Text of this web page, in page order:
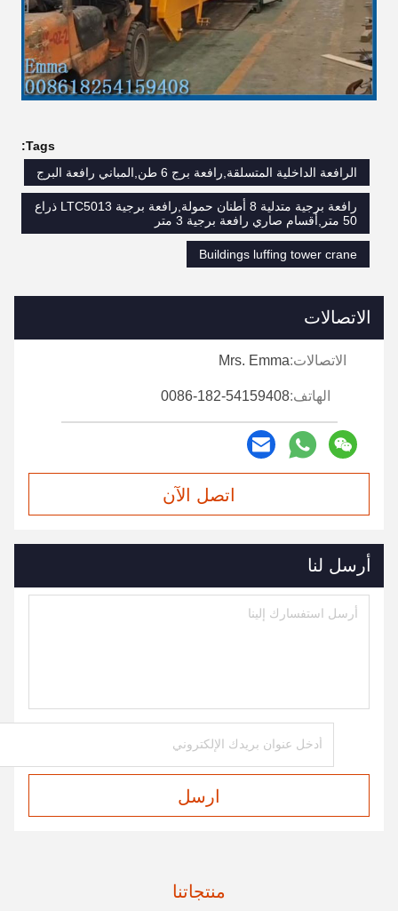
Tags:
الرافعة الداخلية المتسلقة,رافعة برج 6 طن,المباني رافعة البرج
رافعة برجية متدلية 8 أطنان حمولة,رافعة برجية LTC5013 ذراع
50 متر,أقسام صاري رافعة برجية 3 متر
Buildings luffing tower crane
الاتصالات
الاتصالات:Mrs. Emma
الهاتف:0086-182-54159408
اتصل الآن
أرسل لنا
ارسل
منتجاتنا